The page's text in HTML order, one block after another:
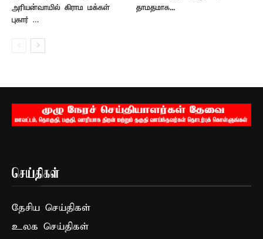
அரியன்வாயில் கிராம மக்கள்
புகார் …
தாமதமாக...
செய்திகள்
தேசிய செய்திகள்
உலக செய்திகள்